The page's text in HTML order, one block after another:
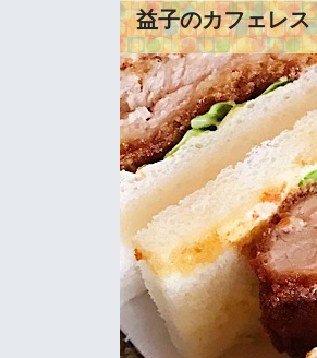
益子のカフェレ